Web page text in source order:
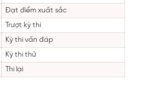
Đạt điểm xuất sắc
Trượt kỳ thi
Kỳ thi vấn đáp
Kỳ thi thử
Thi lại